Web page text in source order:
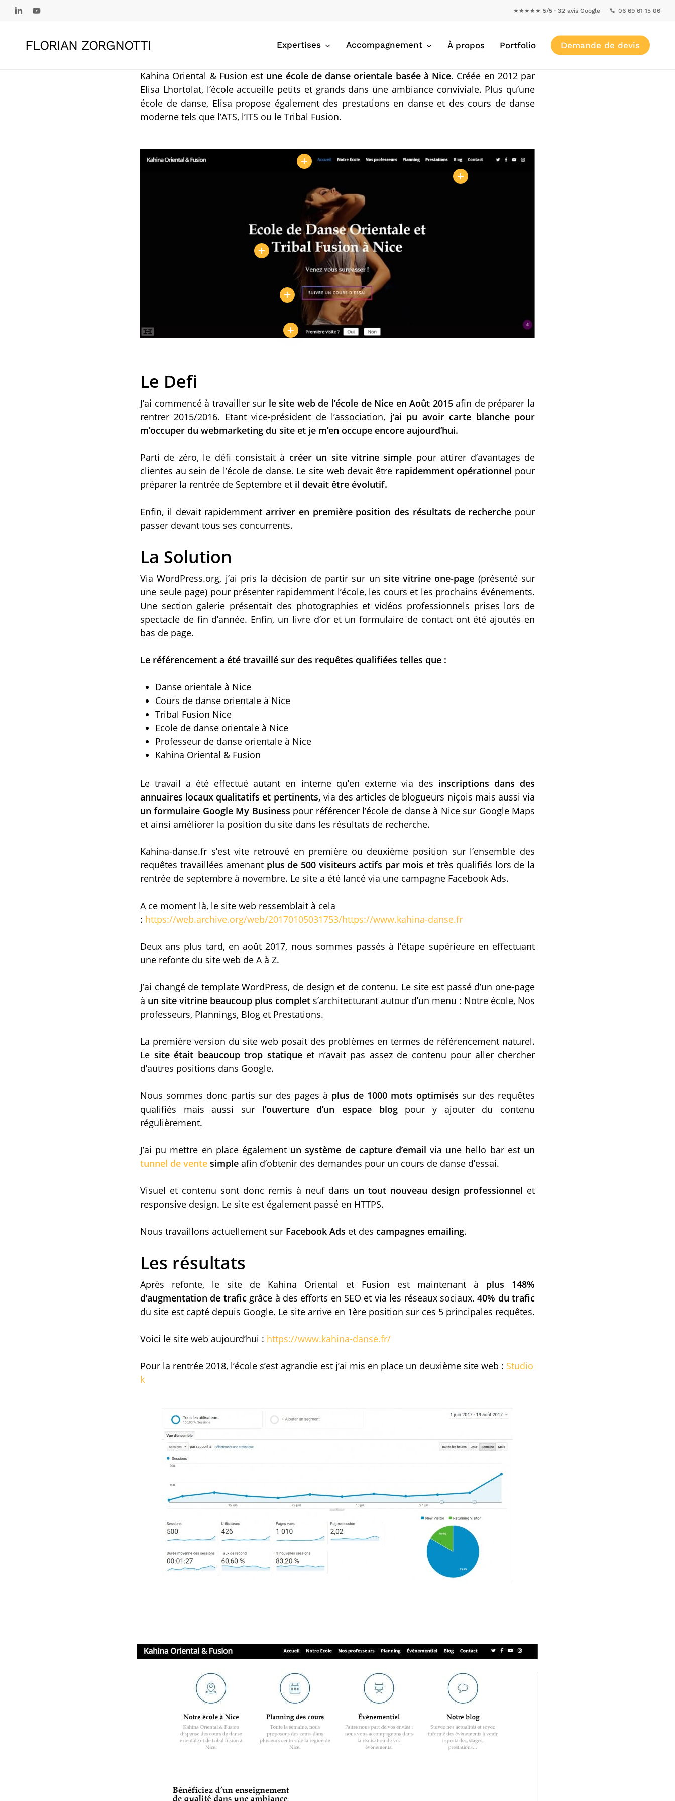
Skip
content
★★★★★ 5/5 · 32 avis Google 06 69 61 15 06
FLORIAN ZORGNOTTI Expertises Accompagnement À propos Portfolio Demande de devis
Kahina Oriental & Fusion est une école de danse orientale basée à Nice. Créée en 2012 par
Elisa Lhortolat, l’école accueille petits et grands dans une ambiance conviviale. Plus qu’une
école de danse, Elisa propose également des prestations en danse et des cours de danse
moderne tels que l’ATS, l’ITS ou le Tribal Fusion.
Le Defi
J’ai commencé à travailler sur le site web de l’école de Nice en Août 2015afin de préparer la
rentrer 2015/2016. Etant vice-président de l’association, j’ai pu avoir carte blanche pour
m’occuper du webmarketing du site et je m’en occupe encore aujourd’hui.
Parti de zéro, le défi consistait à créer un site vitrine simple pour attirer d’avantages de
clientes au sein de l’école de danse. Le site web devait être rapidemment opérationnel pour
préparer la rentrée de Septembre et il devait être évolutif.
Enfin, il devait rapidemment arriver en première position des résultats de recherche pour
passer devant tous ses concurrents.
La Solution
Via WordPress.org, j’ai pris la décision de partir sur un site vitrine one-page (présenté sur
une seule page) pour présenter rapidemment l’école, les cours et les prochains événements.
Une section galerie présentait des photographies et vidéos professionnels prises lors de
spectacle de fin d’année. Enfin, un livre d’or et un formulaire de contact ont été ajoutés en
bas de page.
Le référencement a été travaillé sur des requêtes qualifiées telles que :
Danse orientale à Nice
Cours de danse orientale à Nice
Tribal Fusion Nice
Ecole de danse orientale à Nice
Professeur de danse orientale à Nice
Kahina Oriental & Fusion
Le travail a été effectué autant en interne qu’en externe via des inscriptions dans des
annuaires locaux qualitatifs et pertinents, via des articles de blogueurs niçois mais aussi via
un formulaire Google My Business pour référencer l’école de danse à Nice sur Google Maps
et ainsi améliorer la position du site dans les résultats de recherche.
Kahina-danse.fr s’est vite retrouvé en première ou deuxième position sur l’ensemble des
requêtes travaillées amenant plus de 500 visiteurs actifs par mois et très qualifiés lors de la
rentrée de septembre à novembre. Le site a été lancé via une campagne Facebook Ads.
A ce moment là, le site web ressemblait à cela
: https://web.archive.org/web/20170105031753/https://www.kahina-danse.fr
Deux ans plus tard, en août 2017, nous sommes passés à l’étape supérieure en effectuant
une refonte du site web de A à Z.
J’ai changé de template WordPress, de design et de contenu. Le site est passé d’un one-page
à un site vitrine beaucoup plus complet s’architecturant autour d’un menu : Notre école, Nos
professeurs, Plannings, Blog et Prestations.
La première version du site web posait des problèmes en termes de référencement naturel.
Le site était beaucoup trop statiqueet n’avait pas assez de contenu pour aller chercher
d’autres positions dans Google.
Nous sommes donc partis sur des pages à plus de 1000 mots optimisés sur des requêtes
qualifiés mais aussi sur l’ouverture d’un espace blogpour y ajouter du contenu
régulièrement.
J’ai pu mettre en place également un système de capture d’email via une hello bar est un
tunnel de vente simple afin d’obtenir des demandes pour un cours de danse d’essai.
Visuel et contenu sont donc remis à neuf dans un tout nouveau design professionnel et
responsive design. Le site est également passé en HTTPS.
Nous travaillons actuellement sur Facebook Ads et des campagnes emailing.
Les résultats
Après refonte, le site de Kahina Oriental et Fusion est maintenant à plus 148%
d’augmentation de traficgrâce à des efforts en SEO et via les réseaux sociaux.40% du trafic
du site est capté depuis Google. Le site arrive en 1ère position sur ces 5 principales requêtes.
Voici le site web aujourd’hui : https://www.kahina-danse.fr/
Pour la rentrée 2018, l’école s’est agrandie est j’ai mis en place un deuxième site web : Studio
k